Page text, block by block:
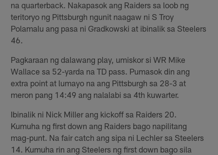
na quarterback. Nakapasok ang Raiders sa loob ng
teritoryo ng Pittsburgh ngunit naagaw ni S Troy
Polamalu ang pasa ni Gradkowski at ibinalik sa Steelers
46.
Pagkaraan ng dalawang play, umiskor si WR Mike
Wallace sa 52-yarda na TD pass. Pumasok din ang
extra point at lumayo na ang Pittsburgh sa 28-3 at
meron pang 14:49 ang nalalabi sa 4th kuwarter.
Ibinalik ni Nick Miller ang kickoff sa Raiders 20.
Kumuha ng first down ang Raiders bago napilitang
mag-punt. Na fair catch ang sipa ni Lechler sa Steelers
14. Kumuha rin ang Steelers ng first down bago sila